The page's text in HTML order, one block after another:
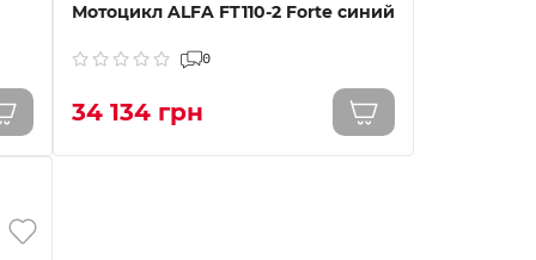
Мотоцикл ALFA FT110-2 Forte синий
0
34 134 грн